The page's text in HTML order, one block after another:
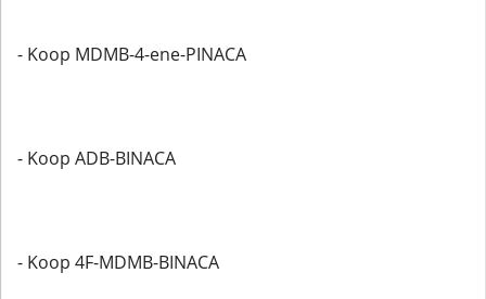
- Koop MDMB-4-ene-PINACA
- Koop ADB-BINACA
- Koop 4F-MDMB-BINACA